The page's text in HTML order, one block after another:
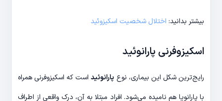
بیشتر بدانید: اختلال شخصیت اسکیزوئید
اسکیزوفرنی پارانوئید
رایج‌ترین شکل این بیماری، نوع پارانوئیداست که اسکیزوفرنی همراه
با پارانویا هم نامیده می‌شود. افراد مبتلا به آن، درک واقعی از اطراف